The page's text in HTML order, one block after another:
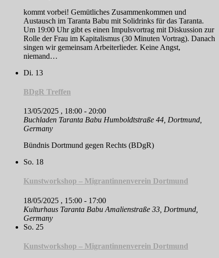
kommt vorbei! Gemütliches Zusammenkommen und
Austausch im Taranta Babu mit Solidrinks für das Taranta.
Um 19:00 Uhr gibt es einen Impulsvortrag mit Diskussion zur
Rolle der Frau im Kapitalismus (30 Minuten Vortrag). Danach
singen wir gemeinsam Arbeiterlieder. Keine Angst,
niemand…
Di. 13
BDgR Treffen
13/05/2025 , 18:00 - 20:00
Buchladen Taranta Babu Humboldtstraße 44, Dortmund,
Germany
Bündnis Dortmund gegen Rechts (BDgR)
So. 18
Kunstworkshop – Migrantinnenverein Dortmund
18/05/2025 , 15:00 - 17:00
Kulturhaus Taranta Babu Amalienstraße 33, Dortmund,
Germany
So. 25
Kunstworkshop – Migrantinnenverein Dortmund